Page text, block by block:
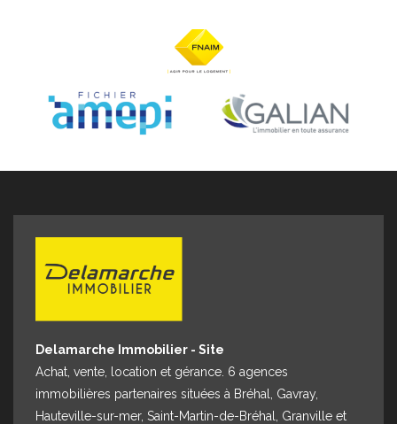
Delamarche Immobilier - Site
Achat, vente, location et gérance. 6 agences
immobilières partenaires situées à Bréhal, Gavray,
Hauteville-sur-mer, Saint-Martin-de-Bréhal, Granville et